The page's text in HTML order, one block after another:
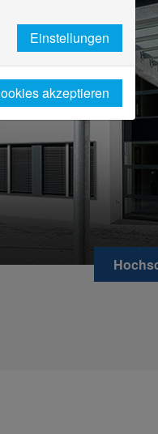
Einstellungen
akzeptieren